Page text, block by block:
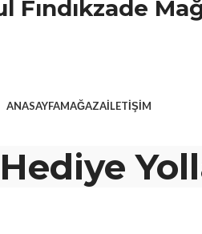
Fındıkzade
ANASAYFAMAĞAZAİLETIŞIM
Hediye